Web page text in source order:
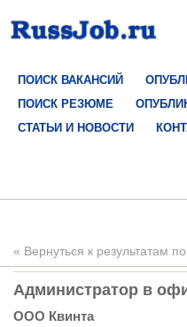
ПОИСК ВАКАНСИЙ
ПОИСК РЕЗЮМЕ
СТАТЬИ И НОВОСТИ
« Вернуться к результатам
Администратор в
OOO Квинта